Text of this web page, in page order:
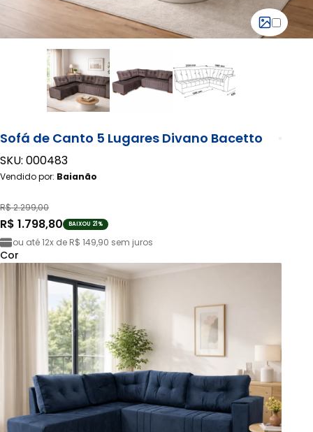
Sofá de Canto 5 Lugares Divano Bacetto
SKU: 000483
Vendido por: Baianão
R$ 2.299,00
R$ 1.798,80 BAIXOU 21%
ou até12x de R$ 149,90 sem juros
Cor